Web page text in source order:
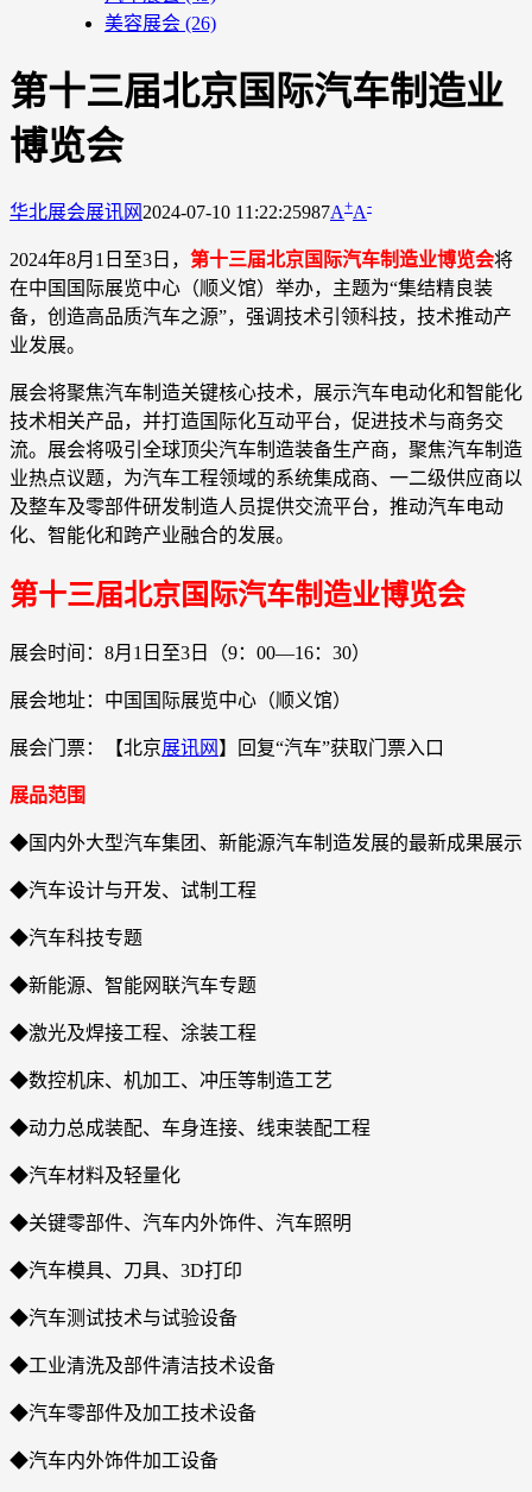
美容展会 (26)
第十三届北京国际汽车制造业
博览会
华北展会展讯网 2024-07-10 11:22:25987A+A-
2024年8月1日至3日， 第十三届北京国际汽车制造业博览会将
在中国国际展览中心（顺义馆）举办，主题为“集结精良装
备，创造高品质汽车之源”，强调技术引领科技，技术推动产
业发展。
展会将聚焦汽车制造关键核心技术，展示汽车电动化和智能化
技术相关产品，并打造国际化互动平台，促进技术与商务交
流。展会将吸引全球顶尖汽车制造装备生产商，聚焦汽车制造
业热点议题，为汽车工程领域的系统集成商、一二级供应商以
及整车及零部件研发制造人员提供交流平台，推动汽车电动
化、智能化和跨产业融合的发展。
第十三届北京国际汽车制造业博览会
展会时间：8月1日至3日（9：00—16：30）
展会地址：中国国际展览中心（顺义馆）
展会门票：【北京展讯网 】回复“汽车”获取门票入口
展品范围
◆国内外大型汽车集团、新能源汽车制造发展的最新成果展示
◆汽车设计与开发、试制工程
◆汽车科技专题
◆新能源、智能网联汽车专题
◆激光及焊接工程、涂装工程
◆数控机床、机加工、冲压等制造工艺
◆动力总成装配、车身连接、线束装配工程
◆汽车材料及轻量化
◆关键零部件、汽车内外饰件、汽车照明
◆汽车模具、刀具、3D打印
◆汽车测试技术与试验设备
◆工业清洗及部件清洁技术设备
◆汽车零部件及加工技术设备
◆汽车内外饰件加工设备